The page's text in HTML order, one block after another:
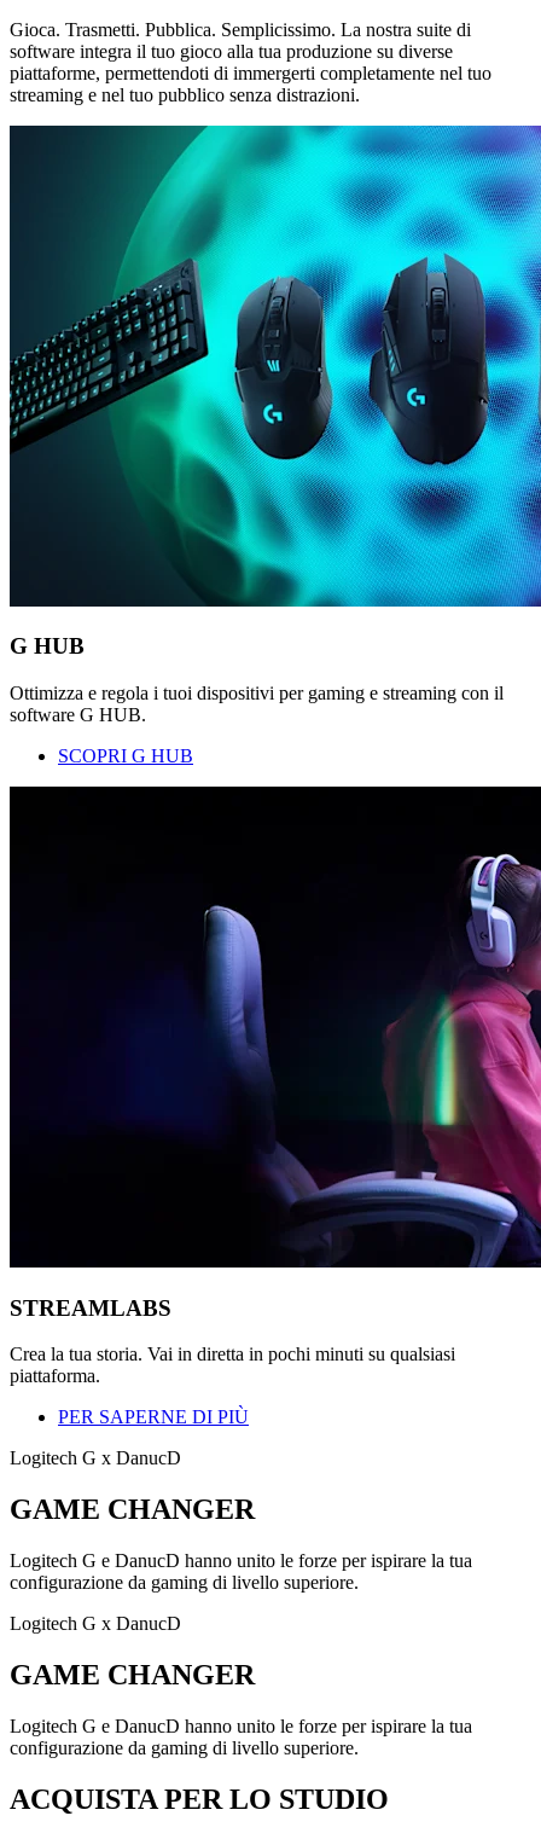
Gioca. Trasmetti. Pubblica. Semplicissimo. La nostra suite di
software integra il tuo gioco alla tua produzione su diverse
piattaforme, permettendoti di immergerti completamente nel tuo
streaming e nel tuo pubblico senza distrazioni.
G HUB
Ottimizza e regola i tuoi dispositivi per gaming e streaming con il
software G HUB.
SCOPRI G HUB
STREAMLABS
Crea la tua storia. Vai in diretta in pochi minuti su qualsiasi
piattaforma.
PER SAPERNE DI PIÙ
Logitech G x DanucD
GAME CHANGER
Logitech G e DanucD hanno unito le forze per ispirare la tua
configurazione da gaming di livello superiore.
Logitech G x DanucD
GAME CHANGER
Logitech G e DanucD hanno unito le forze per ispirare la tua
configurazione da gaming di livello superiore.
ACQUISTA PER LO STUDIO